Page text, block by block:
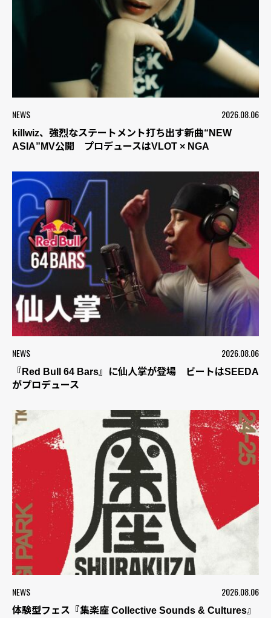
NEWS 2026.08.06
killwiz、強烈なステートメント打ち出す新曲“NEW
ASIA”MV公開 プロデュースはVLOT × NGA
NEWS 2026.08.06
『Red Bull 64 Bars』に仙人掌が登場 ビートはSEEDA
がプロデュース
NEWS 2026.08.06
体験型フェス『集楽座 Collective Sounds & Cultures』